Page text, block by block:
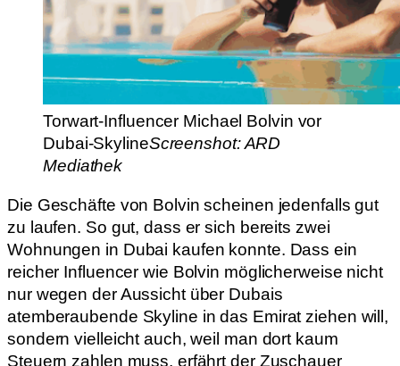
Torwart-Influencer Michael Bolvin vor
Dubai-SkylineScreenshot: ARD
Mediathek
Die Geschäfte von Bolvin scheinen jedenfalls gut
zu laufen. So gut, dass er sich bereits zwei
Wohnungen in Dubai kaufen konnte. Dass ein
reicher Influencer wie Bolvin möglicherweise nicht
nur wegen der Aussicht über Dubais
atemberaubende Skyline in das Emirat ziehen will,
sondern vielleicht auch, weil man dort kaum
Steuern zahlen muss, erfährt der Zuschauer